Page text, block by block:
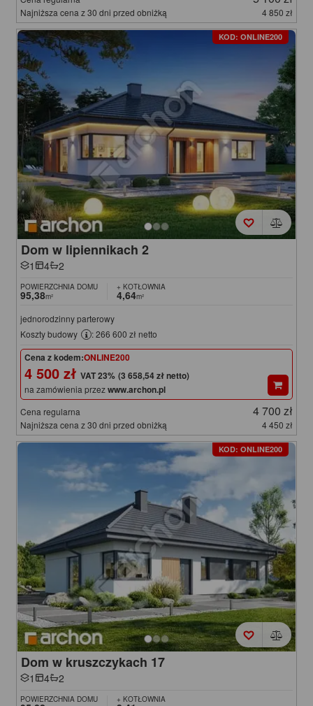
Najniższa cena z 30 dni przed obniżką 4 850 zł
KOD: ONLINE200
Dom w lipiennikach 2
1 4 2
POWIERZCHNIA DOMU
95,38m²
+ KOTŁOWNIA
4,64m²
jednorodzinny parterowy
Koszty budowy
: 266 600 zł netto
Cena z kodem:ONLINE200
4 500 zł (3 658,54 zł netto)
na zamówienia przezwww.archon.pl
Cena regularna 4 700 zł
Najniższa cena z 30 dni przed obniżką 4 450 zł
KOD: ONLINE200
Dom w kruszczykach 17
1 4 2
POWIERZCHNIA DOMU + KOTŁOWNIA